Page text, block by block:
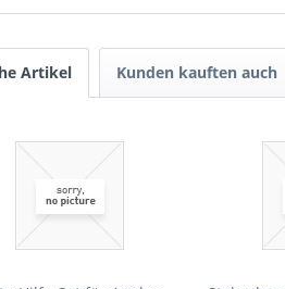
Artikel Kunden kauften auch